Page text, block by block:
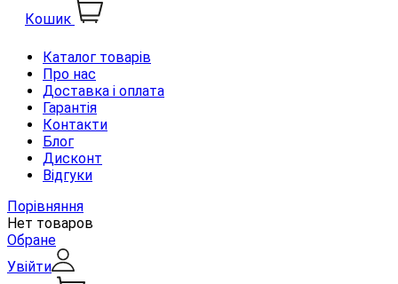
Кошик
Каталог товарів
Про нас
Доставка і оплата
Гарантія
Контакти
Блог
Дисконт
Відгуки
Порівняння
Нет товаров
Обране
Увійти